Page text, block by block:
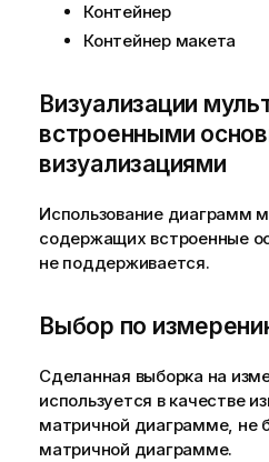
Контейнер
Контейнер макета
Визуализации
встроенными
визуализациями
Использование диаграмм
содержащих встроенные
не поддерживается.
Выбор по
Сделанная выборка на
используется в качестве
матричной диаграмме, не
матричной диаграмме.